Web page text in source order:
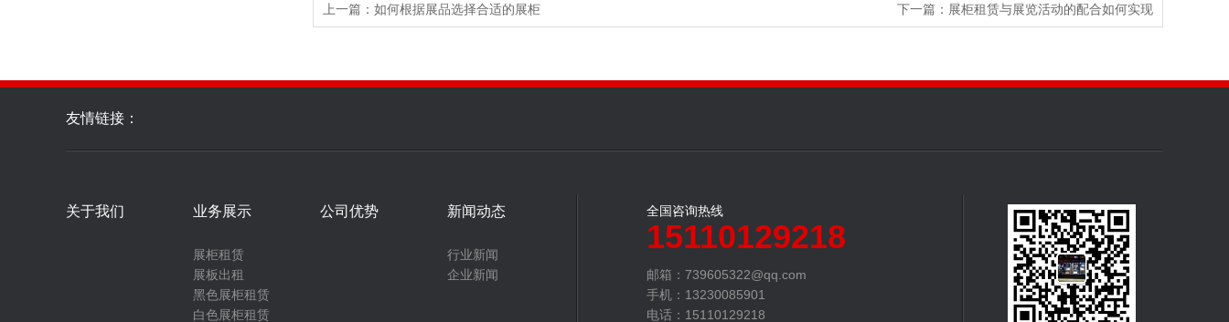
上一篇： 如何根据展品选择合适的展柜 下一篇： 展柜租赁与展览活动的配合如何实现
友情链接：
关于我们 业务展示
展柜租赁
展板出租
黑色展柜租赁
白色展柜租赁
公司优势 新闻动态
行业新闻
企业新闻
全国咨询热线
15110129218
邮箱：739605322@qq.com
手机：13230085901
电话：15110129218